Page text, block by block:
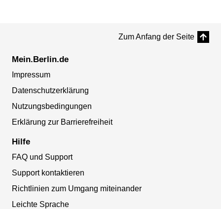
Zum Anfang der Seite
Mein.Berlin.de
Impressum
Datenschutzerklärung
Nutzungsbedingungen
Erklärung zur Barrierefreiheit
Hilfe
FAQ und Support
Support kontaktieren
Richtlinien zum Umgang miteinander
Leichte Sprache